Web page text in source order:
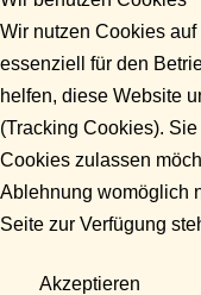
Wir nutzen Cookies
essenziell für den
helfen, diese Website
(Tracking Cookies).
Cookies zulassen
Ablehnung womöglich
Seite zur Verfügung
Akzeptieren